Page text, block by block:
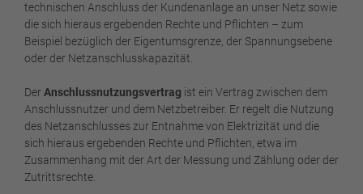
technischen Anschluss der Kundenanlage an unser Netz sowie
die sich hieraus ergebenden Rechte und Pflichten – zum
Beispiel bezüglich der Eigentumsgrenze, der Spannungsebene
oder der Netzanschlusskapazität.
DerAnschlussnutzungsvertrag ist ein Vertrag zwischen dem
Anschlussnutzer und dem Netzbetreiber. Er regelt die Nutzung
des Netzanschlusses zur Entnahme von Elektrizität und die
sich hieraus ergebenden Rechte und Pflichten, etwa im
Zusammenhang mit der Art der Messung und Zählung oder der
Zutrittsrechte.